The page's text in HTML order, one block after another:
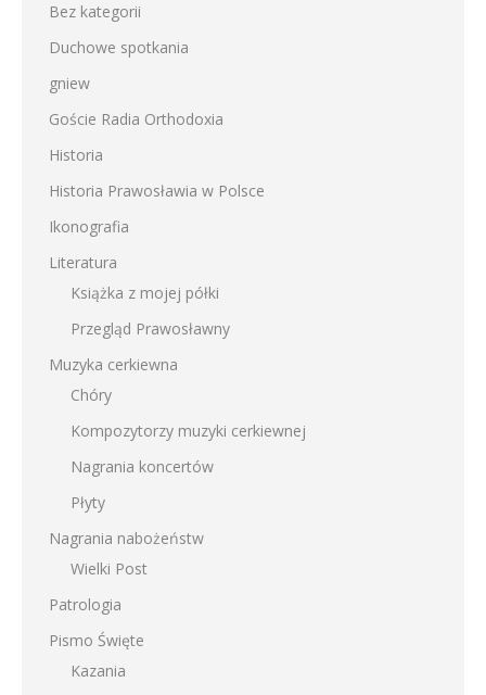
Bez kategorii
Duchowe spotkania
gniew
Goście Radia Orthodoxia
Historia
Historia Prawosławia w Polsce
Ikonografia
Literatura
Książka z mojej półki
Przegląd Prawosławny
Muzyka cerkiewna
Chóry
Kompozytorzy muzyki cerkiewnej
Nagrania koncertów
Płyty
Nagrania nabożeństw
Wielki Post
Patrologia
Pismo Święte
Kazania